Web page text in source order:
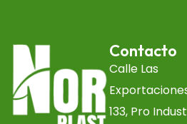
Contacto
Calle Las
133, Pro